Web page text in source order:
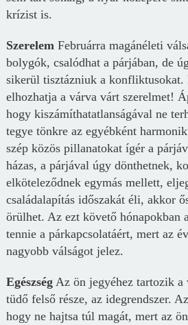
krízist is.
Szerelem Februárra magánéleti
bolygók, csalódhat a párjában, de
sikerül tisztázniuk a konfliktusokat.
elhozhatja a várva várt szerelmet!
hogy kiszámíthatatlanságával ne
tegye tönkre az egyébként
szép közös pillanatokat ígér a
házas, a párjával úgy dönthetnek,
elköteleződnek egymás mellett,
családalapítás időszakát éli, akkor
örülhet. Az ezt követő hónapokban
tennie a párkapcsolatáért, mert az
nagyobb válságot jelez.
EgészségAz ön jegyéhez tartozik a
tüdő felső része, az idegrendszer.
hogy ne hajtsa túl magát, mert az